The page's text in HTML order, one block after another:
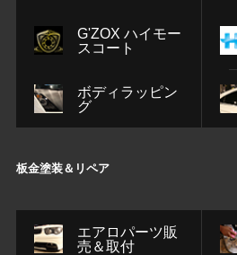
G'ZOX ハイモー
スコート
ボディラッピン
グ
板金塗装＆リペア
エアロパーツ販
売＆取付